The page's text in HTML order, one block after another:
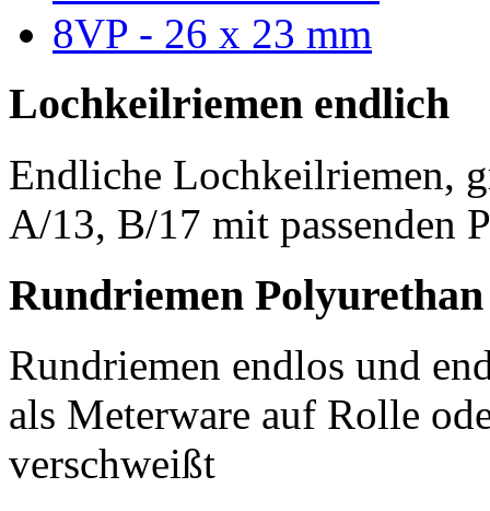
8VP - 26 x 23 mm
Lochkeilriemen endlich
Endliche Lochkeilriemen,
A/13, B/17 mit passenden
Rundriemen Polyurethan
Rundriemen endlos und
als Meterware auf Rolle
verschweißt